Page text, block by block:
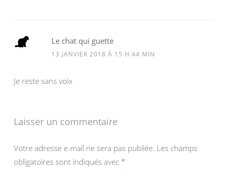
Le chat qui guette
13 JANVIER 2018 À 15 H 44 MIN
Je reste sans voix
Laisser un commentaire
Votre adresse e-mail ne sera pas publiée. Les champs
obligatoires sont indiqués avec *